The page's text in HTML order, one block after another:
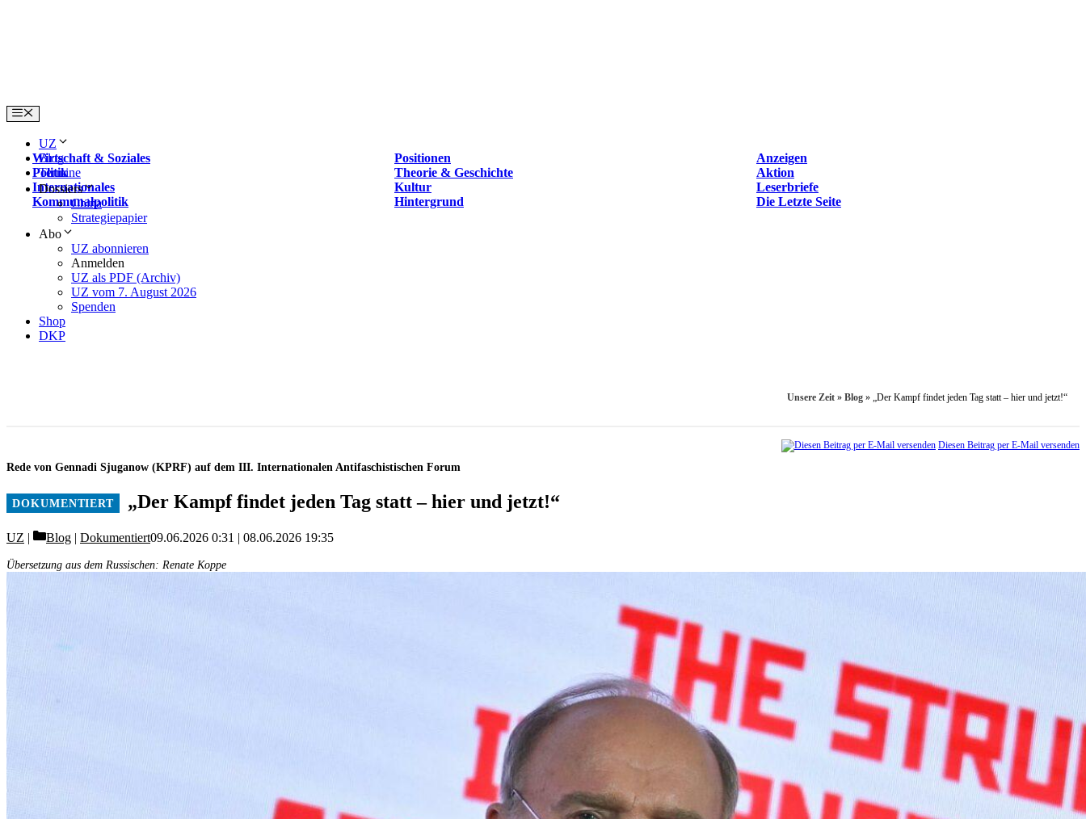
Menu
UZ
Wirtschaft & Soziales
Positionen
Anzeigen
Politik
Theorie & Geschichte
Aktion
Internationales
Kultur
Leserbriefe
Kommunalpolitik
Hintergrund Die Letzte Seite
Blog
Termine
Dossiers
China
Strategiepapier
Abo
UZ abonnieren
Anmelden
UZ als PDF (Archiv)
UZ vom 7. August 2026
Spenden
Shop
DKP
Unsere Zeit » Blog » „Der Kampf findet jeden Tag statt – hier und jetzt!“
Diesen Beitrag per E-Mail versenden
Rede von Gennadi Sjuganow (KPRF) auf dem III. Internationalen Antifaschistischen Forum
„Der Kampf findet jeden Tag statt – hier und jetzt!“
UZ Categories
Blog | Dokumentiert09.06.2026 0:31 08.06.2026 19:35
Übersetzung aus dem Russischen: Renate Koppe